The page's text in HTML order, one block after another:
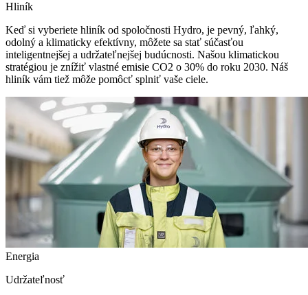
Hliník
Keď si vyberiete hliník od spoločnosti Hydro, je pevný, ľahký,
odolný a klimaticky efektívny, môžete sa stať súčasťou
inteligentnejšej a udržateľnejšej budúcnosti. Našou klimatickou
stratégiou je znížiť vlastné emisie CO2 o 30% do roku 2030. Náš
hliník vám tiež môže pomôcť splniť vaše ciele.
Energia
Udržateľnosť